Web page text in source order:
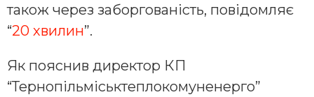
також через заборгованість, повідомляє
“20 хвилин”.
Як пояснив директор КП
“Тернопільміськтеплокомуненерго”